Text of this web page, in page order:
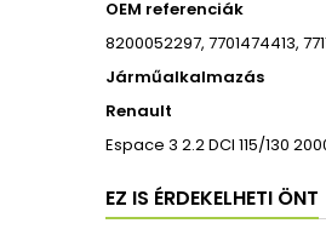
OEM referenciák
8200052297, 7701474413,
Járműalkalmazás
Renault
Espace 3 2.2 DCI 115/130
EZ IS ÉRDEKELHETI ÖNT